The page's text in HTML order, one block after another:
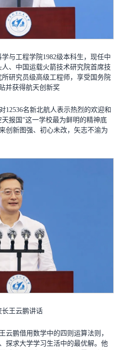
与工程学院1982级本科生，现任中
、中国运载火箭技术研究院首席技
研究员级高级工程师，享受国务院
并获得航天创新奖
12536名新北航人表示热烈的欢迎和
报国”这一学校最为鲜明的精神底
创新图强、初心未改，矢志不渝为
长王云鹏讲话
云鹏借用数学中的四则运算法则，
探求大学学习生活中的最优解。他